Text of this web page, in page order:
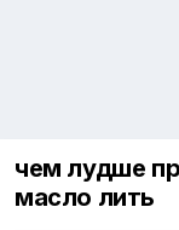
чем лудше
масло лить